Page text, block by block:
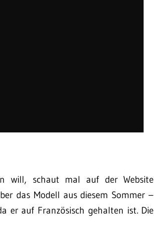
will, schaut mal auf der Website
das Modell aus diesem Sommer –
er auf Französisch gehalten ist. Die